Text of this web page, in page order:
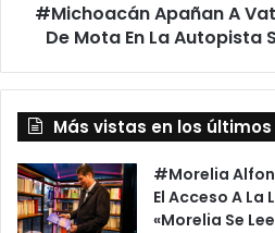
Mota
Siglo
En
Taretan
#Michoacán Apañan A
De Mota En La Autopista
Más vistas en los
#Morelia
El Acceso A
«Morelia Se